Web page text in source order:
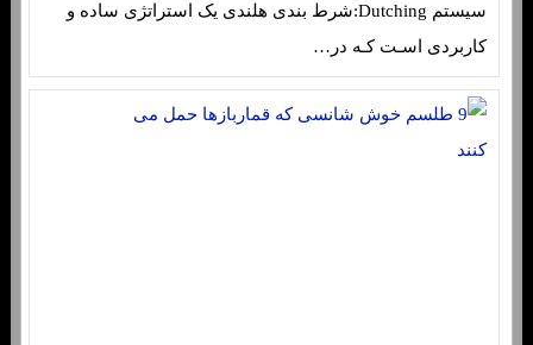
سیستم Dutching:شرط بندی هلندی یک استراتژی ساده و
کاربردی اسـت کـه در…